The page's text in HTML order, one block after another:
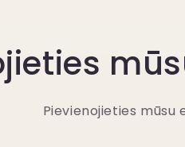
Pievienojieties